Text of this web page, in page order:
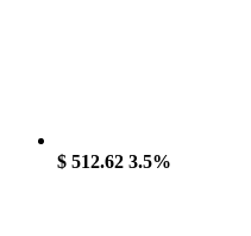
$ 512.62 3.5%